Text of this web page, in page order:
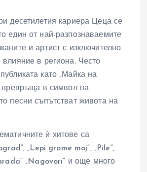
десетилетия кариера Цеца се
един от най-разпознаваемите
и артист с изключително
влияние в региона. Често
като „Майка на
превръща в символ на
песни съпътстват живота на
ѝ хитове са
„Lepi grome moj“, „Pile“,
„Nagovori“ и още много